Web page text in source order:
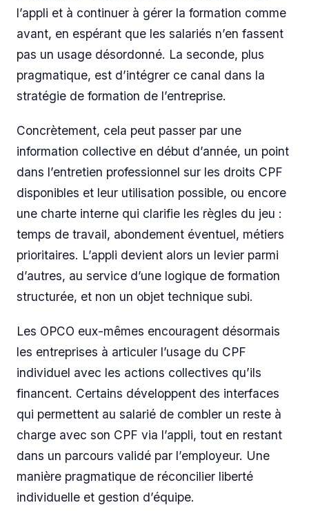
l’appli et à continuer à gérer la formation comme
avant, en espérant que les salariés n’en fassent
pas un usage désordonné. La seconde, plus
pragmatique, est d’intégrer ce canal dans la
stratégie de formation de l’entreprise.
Concrètement, cela peut passer par une
information collective en début d’année, un point
dans l’entretien professionnel sur les droits CPF
disponibles et leur utilisation possible, ou encore
une charte interne qui clarifie les règles du jeu :
temps de travail, abondement éventuel, métiers
prioritaires. L’appli devient alors un levier parmi
d’autres, au service d’une logique de formation
structurée, et non un objet technique subi.
Les OPCO eux-mêmes encouragent désormais
les entreprises à articuler l’usage du CPF
individuel avec les actions collectives qu’ils
financent. Certains développent des interfaces
qui permettent au salarié de combler un reste à
charge avec son CPF via l’appli, tout en restant
dans un parcours validé par l’employeur. Une
manière pragmatique de réconcilier liberté
individuelle et gestion d’équipe.